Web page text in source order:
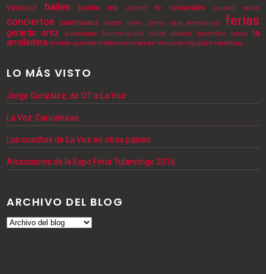
Veracruz bailes banda ms calibre 50 carnavales ciudad valles
conciertos cuernavaca doctor mora domo care emmanuel ferias
gerardo ortiz guadalupe huimanguillo julion alvarez juventino rosas
la
arrolladora merida queretaro tabasco tecamac tehuacan tejupilco tepetlixpa
LO MÁS VISTO
Jorge González, de OT a La Voz
La Voz: Caricaturas
Los coaches de La Voz en otros países
Atracciones de la Expo Feria Tulancingo 2016
ARCHIVO DEL BLOG